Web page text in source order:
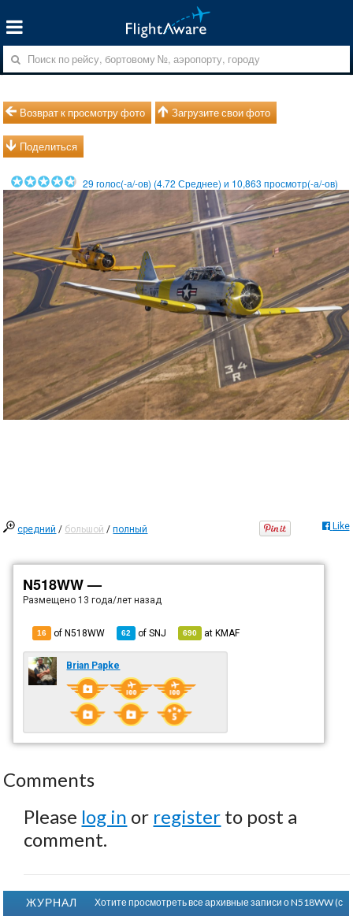
Возврат к просмотру фото Загрузите свои фото
Поделиться
29 голос(-а/-ов) (4.72 Среднее) и 10,863 просмотр(-а/-ов)
средний / большой /полный Like
N518WW —
Размещено 13 года/лет назад
16 of N518WW 62 ofSNJ 690 atKMAF
Brian Papke
Comments
Please log in or register to post a
comment.
ЖУРНАЛ
Хотите просмотреть все архивные записи о N518WW (с